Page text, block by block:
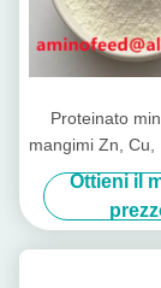
Proteinato
mangimi Zn, Cu,
Se
Ottieni il